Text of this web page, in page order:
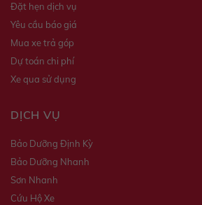
Đặt hẹn dịch vụ
Yêu cầu báo giá
Mua xe trả góp
Dự toán chi phí
Xe qua sử dụng
DỊCH VỤ
Bảo Dưỡng Định Kỳ
Bảo Dưỡng Nhanh
Sơn Nhanh
Cứu Hộ Xe